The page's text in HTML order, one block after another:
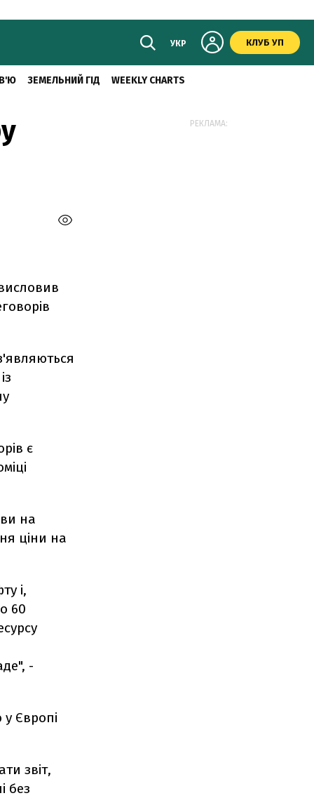
УКР КЛУБ УП
ЗЕМЕЛЬНИЙ ГІД WEEKLY CHARTS
є
на
ціни на
і,
60
-
Європі
звіт,
без
РЕКЛАМА: